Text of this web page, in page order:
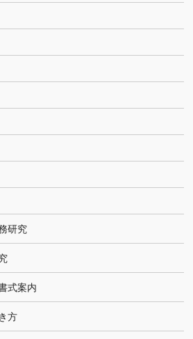
研究
式案内
方